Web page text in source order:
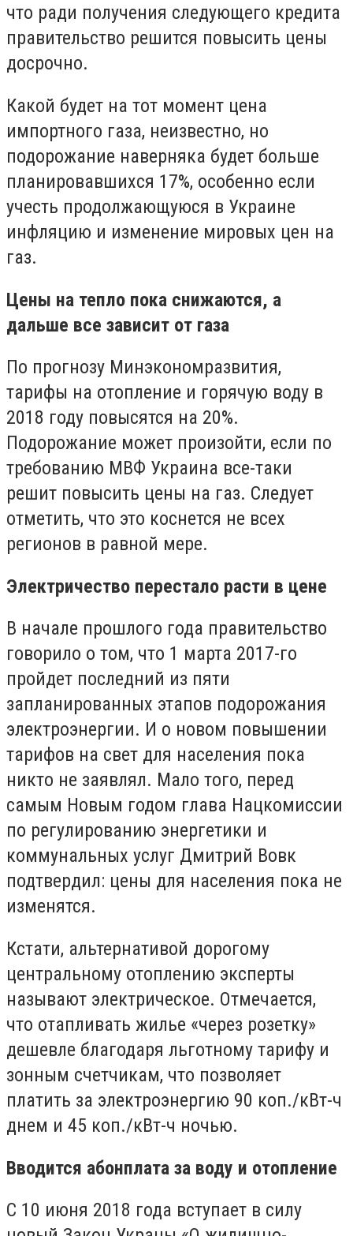
что ради получения следующего кредита
правительство решится повысить цены
досрочно.
Какой будет на тот момент цена
импортного газа, неизвестно, но
подорожание наверняка будет больше
планировавшихся 17%, особенно если
учесть продолжающуюся в Украине
инфляцию и изменение мировых цен на
газ.
Цены на тепло пока снижаются, а
дальше все зависит от газа
По прогнозу Минэкономразвития,
тарифы на отопление и горячую воду в
2018 году повысятся на 20%.
Подорожание может произойти, если по
требованию МВФ Украина все-таки
решит повысить цены на газ. Следует
отметить, что это коснется не всех
регионов в равной мере.
Электричество перестало расти в цене
В начале прошлого года правительство
говорило о том, что 1 марта 2017-го
пройдет последний из пяти
запланированных этапов подорожания
электроэнергии. И о новом повышении
тарифов на свет для населения пока
никто не заявлял. Мало того, перед
самым Новым годом глава Нацкомиссии
по регулированию энергетики и
коммунальных услуг Дмитрий Вовк
подтвердил: цены для населения пока не
изменятся.
Кстати, альтернативой дорогому
центральному отоплению эксперты
называют электрическое. Отмечается,
что отапливать жилье «через розетку»
дешевле благодаря льготному тарифу и
зонным счетчикам, что позволяет
платить за электроэнергию 90 коп./кВт-ч
днем и 45 коп./кВт-ч ночью.
Вводится абонплата за воду и отопление
С 10 июня 2018 года вступает в силу